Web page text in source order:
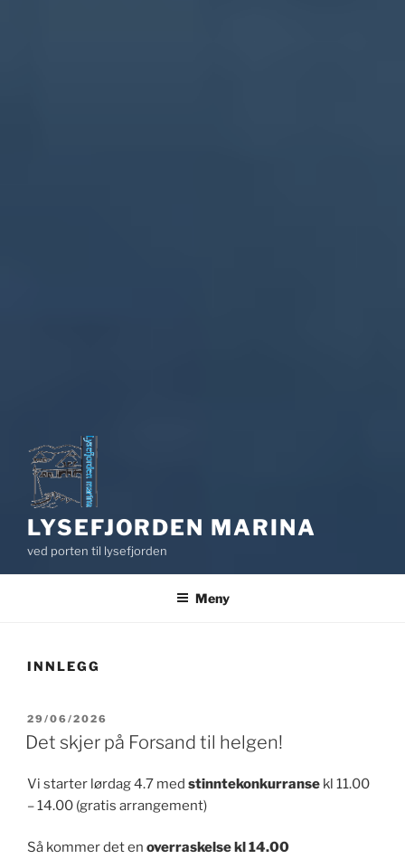
LYSEFJORDEN MARINA
ved porten til lysefjorden
Meny
INNLEGG
PUBLISERT
29/06/2026
Det skjer på Forsand til helgen!
Vi starter lørdag 4.7 med stinntekonkurranse kl 11.00
– 14.00 (gratis arrangement)
Så kommer det en overraskelse kl 14.00